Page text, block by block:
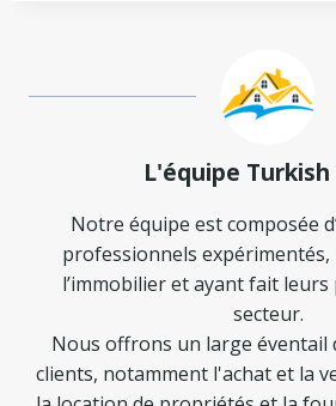
L'équipe Turkish
Notre équipe est composée
professionnels
l’immobilier et ayant fait leurs
secteur.
Nous offrons un large éventail
clients, notamment l'achat et la